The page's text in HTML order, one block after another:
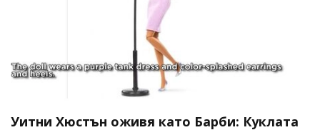
Уитни Хюстън оживя като Барби: Куклата